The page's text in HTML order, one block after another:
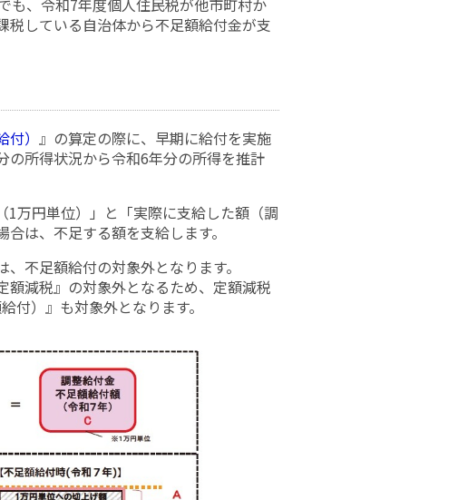
税している自治体から不足額給付金が支
） 』の算定の際に、早期に給付を実施
の所得状況から令和6年分の所得を推計
万円単位）」と「実際に支給した額（調
は、不足する額を支給します。
不足額給付の対象外となります。
減税』の対象外となるため、定額減税
付）』も対象外となります。